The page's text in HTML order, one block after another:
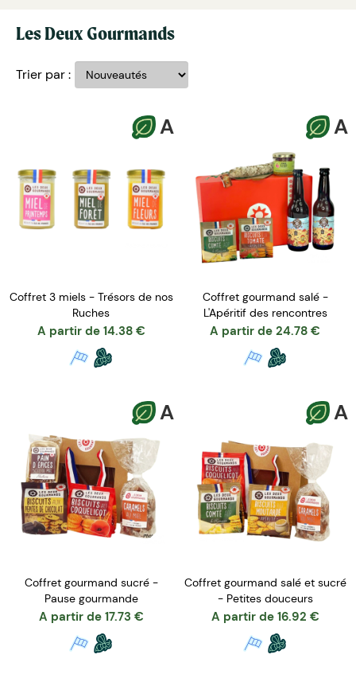
Les Deux Gourmands
Trier par :
A
Coffret 3 miels - Trésors de nos
Ruches
A partir de 14.38 €
A
Coffret gourmand salé -
L'Apéritif des rencontres
A partir de 24.78 €
A
Coffret gourmand sucré -
Pause gourmande
A partir de 17.73 €
A
Coffret gourmand salé et sucré
- Petites douceurs
A partir de 16.92 €